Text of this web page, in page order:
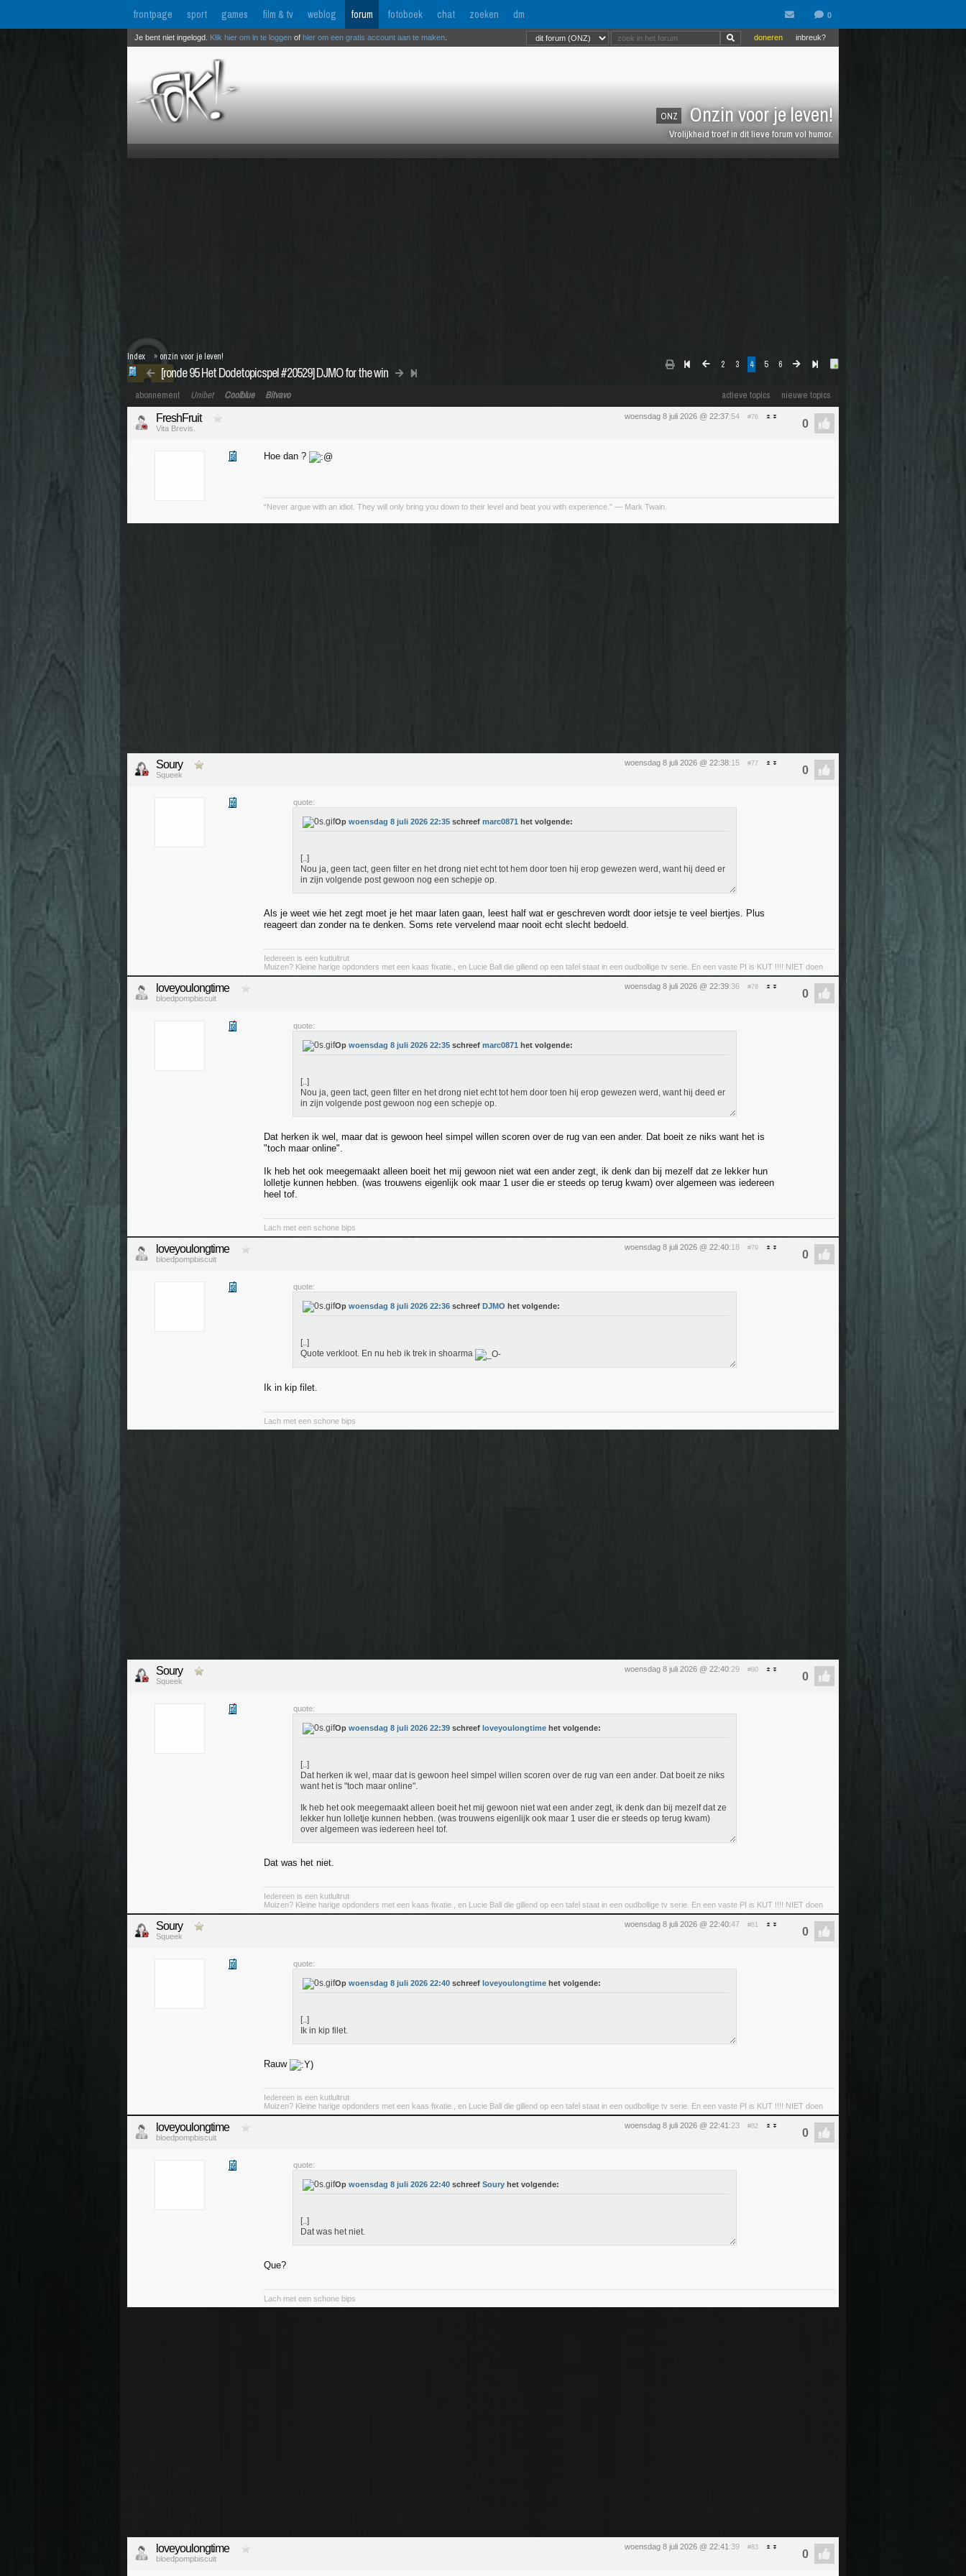
frontpage sport games film & tv weblog forum fotoboek chat zoeken dm
ONZ Onzin voor je leven!
Vrolijkheid troef in dit lieve forum vol humor.
inbreuk?
doneren
Je bent niet ingelogd. Klik hier om in te loggen of hier om een gratis account aan te maken
2 3 4 5 6
[ronde 95 Het Dodetopicspel #20529] DJMO for the win
Index » onzin voor je leven!
actieve topics nieuwe topics
abonnement Unibet Coolblue Bitvavo
woensdag 8 juli 2026 @ 22:37:54 #76
FreshFruit
Vita Brevis.
Hoe dan ?
“Never argue with an idiot. They will only bring you down to their level and beat you with experience.” ― Mark Twain.
woensdag 8 juli 2026 @ 22:38:15 #77
Soury
Squeek
quote:
Op woensdag 8 juli 2026 22:35 schreef marc0871 het volgende:
[..]
Nou ja, geen tact, geen filter en het drong niet echt tot hem door toen hij erop gewezen werd, want hij deed er
in zijn volgende post gewoon nog een schepje op.
Als je weet wie het zegt moet je het maar laten gaan, leest half wat er geschreven wordt door ietsje te veel biertjes. Plus
reageert dan zonder na te denken. Soms rete vervelend maar nooit echt slecht bedoeld.
Iedereen is een kutlultrut
Muizen? Kleine harige opdonders met een kaas fixatie., en Lucie Ball die gillend op een tafel staat in een oudbollige tv serie. En een vaste PI is KUT !!!! NIET doen
woensdag 8 juli 2026 @ 22:39:36 #78
loveyoulongtime
bloedpompbiscuit
quote:
Op woensdag 8 juli 2026 22:35 schreef marc0871 het volgende:
[..]
Nou ja, geen tact, geen filter en het drong niet echt tot hem door toen hij erop gewezen werd, want hij deed er
in zijn volgende post gewoon nog een schepje op.
Dat herken ik wel, maar dat is gewoon heel simpel willen scoren over de rug van een ander. Dat boeit ze niks want het is
"toch maar online".
Ik heb het ook meegemaakt alleen boeit het mij gewoon niet wat een ander zegt, ik denk dan bij mezelf dat ze lekker hun
lolletje kunnen hebben. (was trouwens eigenlijk ook maar 1 user die er steeds op terug kwam) over algemeen was iedereen
heel tof.
Lach met een schone bips
woensdag 8 juli 2026 @ 22:40:18 #79
loveyoulongtime
bloedpompbiscuit
quote:
Op woensdag 8 juli 2026 22:36 schreef DJMO het volgende:
[..]
Quote verkloot. En nu heb ik trek in shoarma
Ik in kip filet.
Lach met een schone bips
woensdag 8 juli 2026 @ 22:40:29 #80
Soury
Squeek
quote:
Op woensdag 8 juli 2026 22:39 schreef loveyoulongtime het volgende:
[..]
Dat herken ik wel, maar dat is gewoon heel simpel willen scoren over de rug van een ander. Dat boeit ze niks
want het is "toch maar online".
Ik heb het ook meegemaakt alleen boeit het mij gewoon niet wat een ander zegt, ik denk dan bij mezelf dat ze
lekker hun lolletje kunnen hebben. (was trouwens eigenlijk ook maar 1 user die er steeds op terug kwam)
over algemeen was iedereen heel tof.
Dat was het niet.
Iedereen is een kutlultrut
Muizen? Kleine harige opdonders met een kaas fixatie., en Lucie Ball die gillend op een tafel staat in een oudbollige tv serie. En een vaste PI is KUT !!!! NIET doen
woensdag 8 juli 2026 @ 22:40:47 #81
Soury
Squeek
quote:
Op woensdag 8 juli 2026 22:40 schreef loveyoulongtime het volgende:
[..]
Ik in kip filet.
Rauw
Iedereen is een kutlultrut
Muizen? Kleine harige opdonders met een kaas fixatie., en Lucie Ball die gillend op een tafel staat in een oudbollige tv serie. En een vaste PI is KUT !!!! NIET doen
woensdag 8 juli 2026 @ 22:41 :23 #82
loveyoulongtime
bloedpompbiscuit
quote:
Op woensdag 8 juli 2026 22:40 schreef Soury het volgende:
[..]
Dat was het niet.
Que?
Lach met een schone bips
woensdag 8 juli 2026 @ 22:41 :39 #83
loveyoulongtime
bloedpompbiscuit